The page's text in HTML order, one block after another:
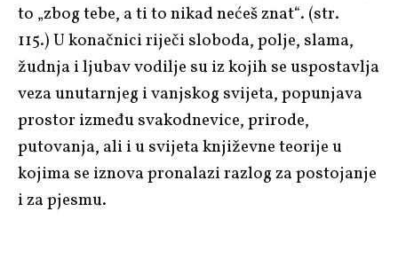
to „zbog tebe, a ti to nikad nećeš znat“. (str.
115.) U konačnici riječi sloboda, polje, slama,
žudnja i ljubav vodilje su iz kojih se uspostavlja
veza unutarnjeg i vanjskog svijeta, popunjava
prostor između svakodnevice, prirode,
putovanja, ali i u svijeta književne teorije u
kojima se iznova pronalazi razlog za postojanje
i za pjesmu.